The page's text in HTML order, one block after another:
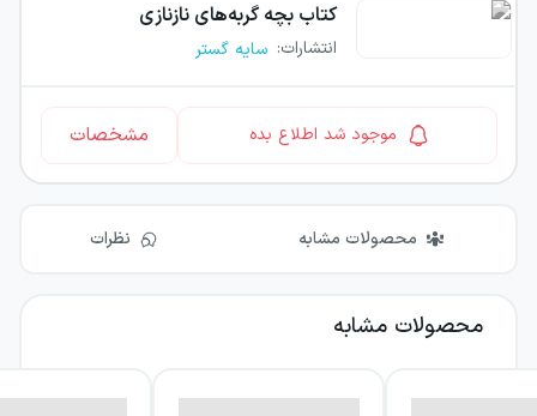
کتاب بچه گربه‌های نازنازی
انتشارات: سایه گستر
موجود شد اطلاع بده مشخصات
محصولات مشابه نظرات
محصولات مشابه